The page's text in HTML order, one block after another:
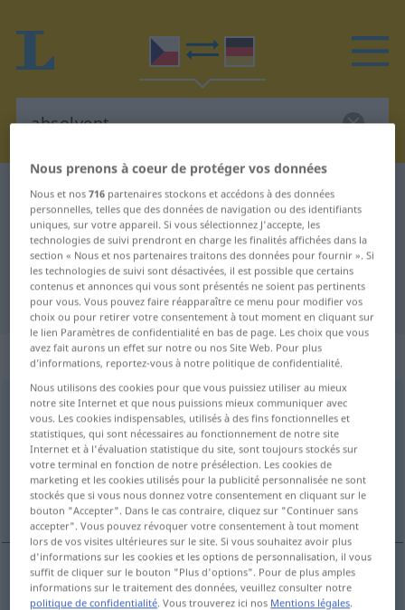
Dictionnaire Tchèque-Allemand absolvent
Traduction Tchèque-Allemand de
"absolvent"
"absolvent" - traduction Allemand
„absolvent“: maskulin
absolventm,absolventka<-tek>f
Vue d'ensemble de toutes les traductions
(Pour plus d'informations, cliquez sur/touchez la traduction)
Absolvent, Absolventin
Absolventm absolvent
Nous prenons à coeur de protéger vos données
Nous et nos716 partenaires stockons et accédons à des données
personnelles, telles que des données de navigation ou des identifiants
uniques, sur votre appareil. Si vous sélectionnez J'accepte, les
technologies de suivi prendront en charge les finalités affichées dans la
section « Nous et nos partenaires traitons des données pour fournir ». Si
les technologies de suivi sont désactivées, il est possible que certains
contenus et annonces qui vous sont présentés ne soient pas pertinents
pour vous. Vous pouvez faire réapparaître ce menu pour modifier vos
choix ou pour retirer votre consentement à tout moment en cliquant sur
le lien Paramètres de confidentialité en bas de page. Les choix que vous
avez fait aurons un effet sur notre ou nos Site Web. Pour plus
d’informations, reportez-vous à notre politique de confidentialité.
Nous utilisons des cookies pour que vous puissiez utiliser au mieux
notre site Internet et que nous puissions mieux communiquer avec
vous. Les cookies indispensables, utilisés à des fins fonctionnelles et
statistiques, qui sont nécessaires au fonctionnement de notre site
Internet et à l'évaluation statistique du site, sont toujours stockés sur
votre terminal en fonction de notre présélection. Les cookies de
marketing et les cookies utilisés pour la publicité personnalisée ne sont
stockés que si vous nous donnez votre consentement en cliquant sur le
bouton "Accepter". Dans le cas contraire, cliquez sur "Continuer sans
accepter". Vous pouvez révoquer votre consentement à tout moment
lors de vos visites ultérieures sur le site. Si vous souhaitez avoir plus
d'informations sur les cookies et les options de personnalisation, il vous
suffit de cliquer sur le bouton "Plus d'options". Pour de plus amples
informations sur le traitement des données, veuillez consulter notre
politique de confidentialité. Vous trouverez ici nos Mentions légales.